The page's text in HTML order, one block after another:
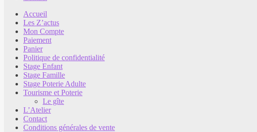
Accueil
Les Z’actus
Mon Compte
Paiement
Panier
Politique de confidentialité
Stage Enfant
Stage Famille
Stage Poterie Adulte
Tourisme et Poterie
Le gîte
L’Atelier
Contact
Conditions générales de vente